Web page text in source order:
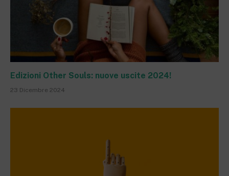
Edizioni Other Souls: nuove uscite 2024!
23 Dicembre 2024